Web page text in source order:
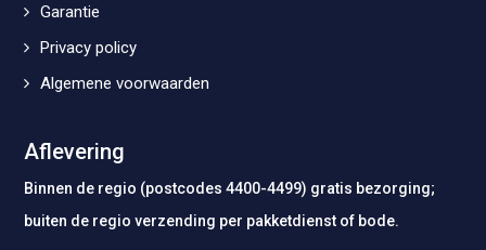
Garantie
Privacy policy
Algemene voorwaarden
Aflevering
Binnen de regio (postcodes 4400-4499) gratis bezorging;
buiten de regio verzending per pakketdienst of bode.